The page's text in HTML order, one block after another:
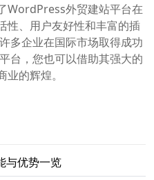
外贸建站平台在
性、用户友好性和丰富的插
多企业在国际市场取得成功
台，您也可以借助其强大的
的辉煌。
与优势一览